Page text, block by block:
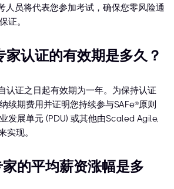
人员将代表您参加考试，确保您零风险通
证。
家认证的有效期是多久？
认证之日起有效期为一年。为保持认证
续期费用并证明您持续参与SAFe®原则
发展单元 (PDU) 或其他由Scaled Agile,
实现。
的平均薪资涨幅是多